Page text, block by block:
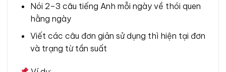
Nói 2–3 câu tiếng Anh mỗi ngày về thói quen
hằng ngày
Viết các câu đơn giản sử dụng thì hiện tại đơn
và trạng từ tần suất